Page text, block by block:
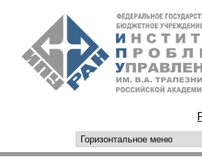
Перейти к
содержанию
РАН
горизонтальное